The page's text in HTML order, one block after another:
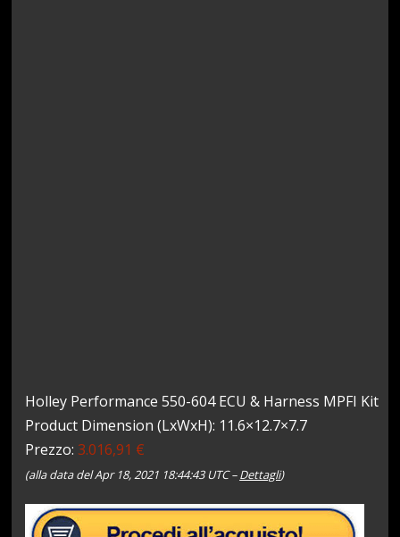
Holley Performance 550-604 ECU & Harness MPFI Kit
Product Dimension (LxWxH): 11.6×12.7×7.7
Prezzo:3.016,91 €
(alla data del Apr 18, 2021 18:44:43 UTC –Dettagli)